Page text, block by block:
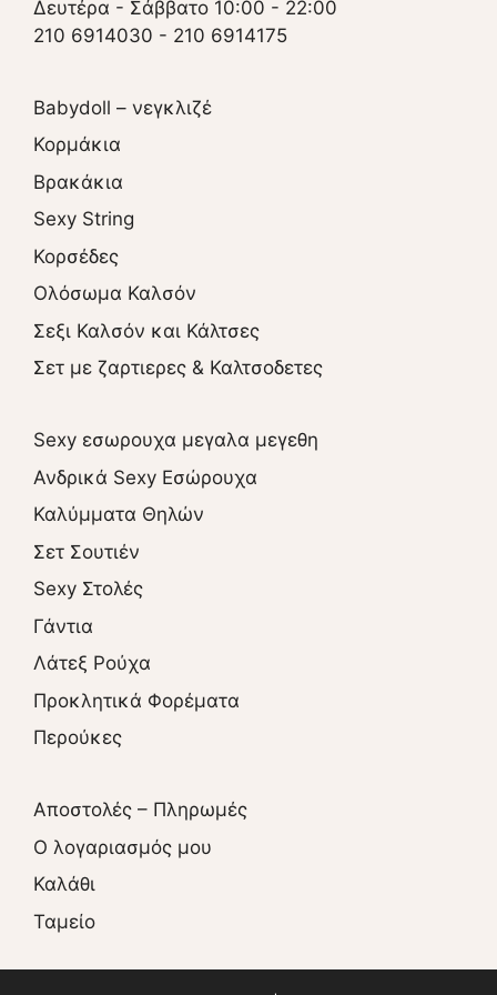
Δευτέρα - Σάββατο 10:00 - 22:00
210 6914030 - 210 6914175
Babydoll – νεγκλιζέ
Κορμάκια
Βρακάκια
Sexy String
Κορσέδες
Ολόσωμα Καλσόν
Σεξι Καλσόν και Κάλτσες
Σετ με ζαρτιερες & Καλτσοδετες
Sexy εσωρουχα μεγαλα μεγεθη
Ανδρικά Sexy Εσώρουχα
Καλύμματα Θηλών
Σετ Σουτιέν
Sexy Στολές
Γάντια
Λάτεξ Ρούχα
Προκλητικά Φορέματα
Περούκες
Αποστολές – Πληρωμές
O λογαριασμός μου
Καλάθι
Ταμείο